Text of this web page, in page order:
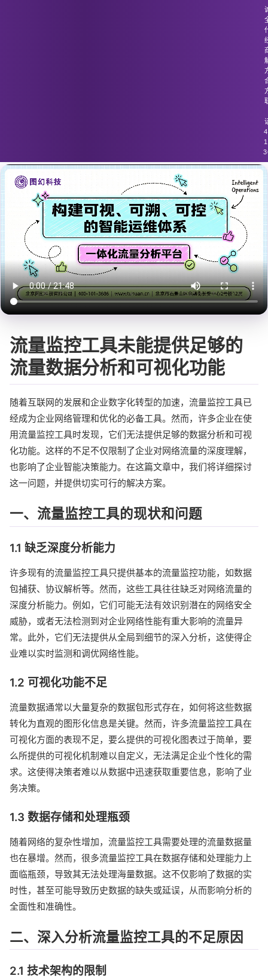
流量监控工具未能提供足够的
流量数据分析和可视化功能
随着互联网的发展和企业数字化转型的加速，流量监控工具已
经成为企业网络管理和优化的必备工具。然而，许多企业在使
用流量监控工具时发现，它们无法提供足够的数据分析和可视
化功能。这样的不足不仅限制了企业对网络流量的深度理解，
也影响了企业智能决策能力。在这篇文章中，我们将详细探讨
这一问题，并提供切实可行的解决方案。
一、流量监控工具的现状和问题
1.1 缺乏深度分析能力
许多现有的流量监控工具只提供基本的流量监控功能，如数据
包捕获、协议解析等。然而，这些工具往往缺乏对网络流量的
深度分析能力。例如，它们可能无法有效识别潜在的网络安全
威胁，或者无法检测到对企业网络性能有重大影响的流量异
常。此外，它们无法提供从全局到细节的深入分析，这使得企
业难以实时监测和调优网络性能。
1.2 可视化功能不足
流量数据通常以大量复杂的数据包形式存在，如何将这些数据
转化为直观的图形化信息是关键。然而，许多流量监控工具在
可视化方面的表现不足，要么提供的可视化图表过于简单，要
么所提供的可视化机制难以自定义，无法满足企业个性化的需
求。这使得决策者难以从数据中迅速获取重要信息，影响了业
务决策。
1.3 数据存储和处理瓶颈
随着网络的复杂性增加，流量监控工具需要处理的流量数据量
也在暴增。然而，很多流量监控工具在数据存储和处理能力上
面临瓶颈，导致其无法处理海量数据。这不仅影响了数据的实
时性，甚至可能导致历史数据的缺失或延误，从而影响分析的
全面性和准确性。
二、深入分析流量监控工具的不足原因
2.1 技术架构的限制